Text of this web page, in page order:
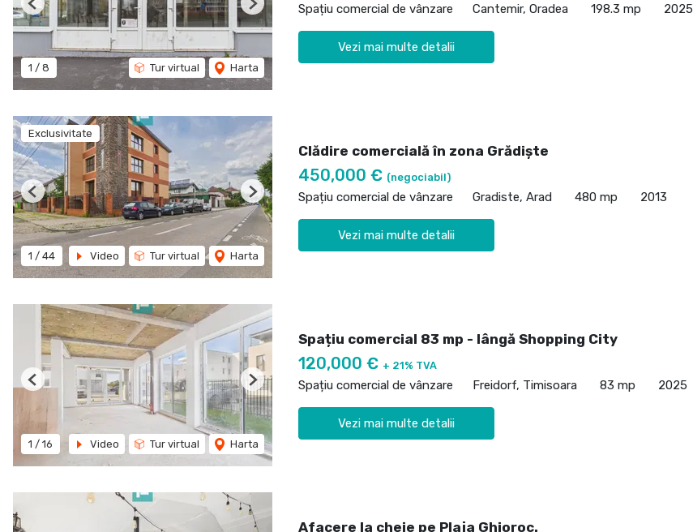
1 / 8 Tur virtual Harta
Previous Next Spațiu comercial de vânzare Cantemir, Oradea 198.3 mp 2025
Vezi mai multe detalii
Exclusivitate
1 / 44 Video Tur virtual Harta
Previous Next
Clădire comercială în zona Grădiște
450,000 € (negociabil)
Spațiu comercial de vânzare Gradiste, Arad 480 mp 2013
Vezi mai multe detalii
1 / 16 Video Tur virtual Harta
Previous Next
Spațiu comercial 83 mp - lângă Shopping City
120,000 € + 21% TVA
Spațiu comercial de vânzare Freidorf, Timisoara 83 mp 2025
Vezi mai multe detalii
Afacere la cheie pe Plaja Ghioroc.